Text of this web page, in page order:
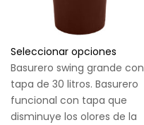
Seleccionar opciones
Basurero swing grande con
tapa de 30 litros. Basurero
funcional con tapa que
disminuye los olores de la